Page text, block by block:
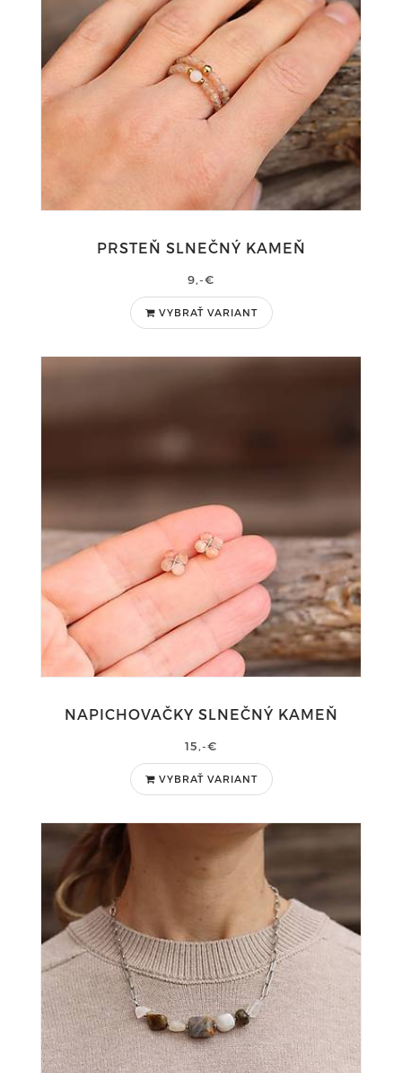
PRSTEŇ SLNEČNÝ KAMEŇ
9,-€
VYBRAŤ VARIANT
NAPICHOVAČKY SLNEČNÝ KAMEŇ
15,-€
VYBRAŤ VARIANT